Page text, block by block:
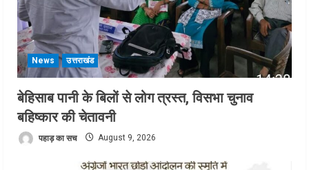
News उत्तराखंड
बेहिसाब पानी के बिलों से लोग त्रस्त, विसभा चुनाव
बहिष्कार की चेतावनी
पहाड़ का सच August 9, 2026